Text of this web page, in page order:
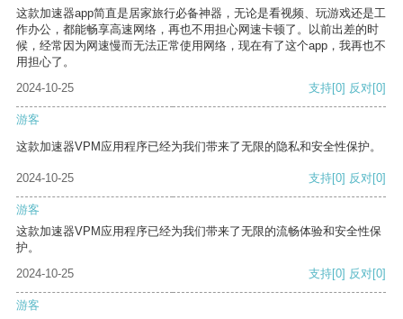
这款加速器app简直是居家旅行必备神器，无论是看视频、玩游戏还是工
作办公，都能畅享高速网络，再也不用担心网速卡顿了。以前出差的时
候，经常因为网速慢而无法正常使用网络，现在有了这个app，我再也不
用担心了。
2024-10-25
支持[0] 反对[0]
游客
这款加速器VPM应用程序已经为我们带来了无限的隐私和安全性保护。
2024-10-25 支持[0] 反对[0]
游客
这款加速器VPM应用程序已经为我们带来了无限的流畅体验和安全性保
护。
2024-10-25
支持[0] 反对[0]
游客